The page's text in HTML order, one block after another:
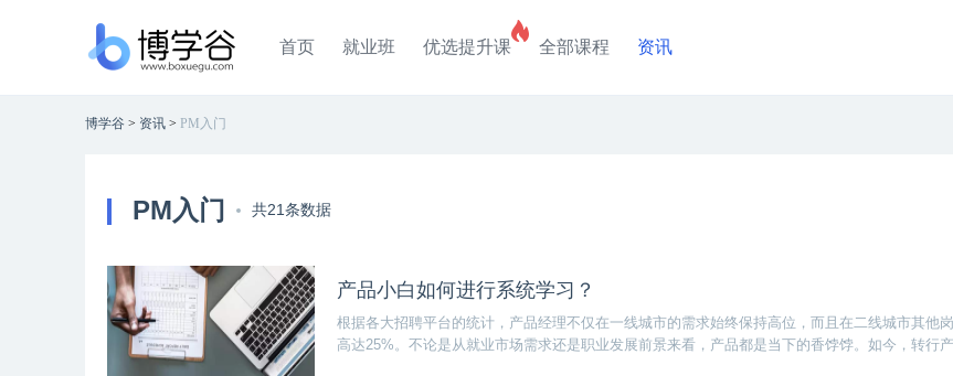
首页 就业班 优选提升课 全部课程 资讯
博学谷 > 资讯 > PM入门
PM入门 共21条数据
产品小白如何进行系统学习？
根据各大招聘平台的统计，产品经理不仅在一线城市的需求始终保持高位，而且在二线城市其他
高达25%。不论是从就业市场需求还是职业发展前景来看，产品都是当下的香饽饽。如今，转行